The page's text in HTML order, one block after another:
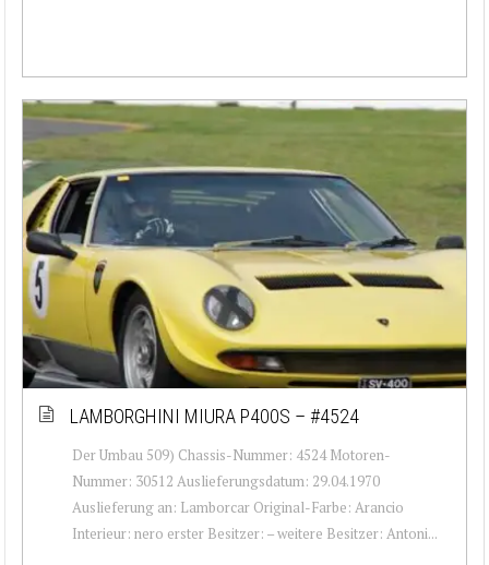
LAMBORGHINI MIURA P400S – #4524
Der Umbau 509) Chassis-Nummer: 4524 Motoren-
Nummer: 30512 Auslieferungsdatum: 29.04.1970
Auslieferung an: Lamborcar Original-Farbe: Arancio
Interieur: nero erster Besitzer: – weitere Besitzer: Antoni...